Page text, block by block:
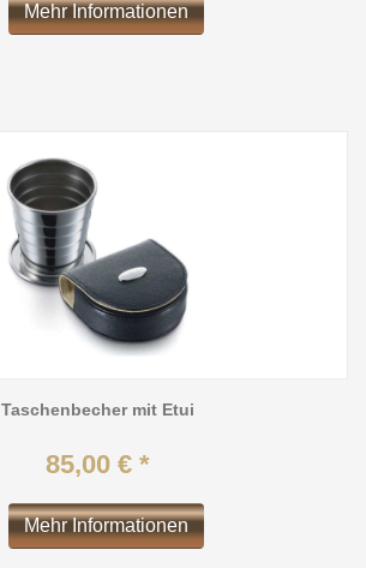
Mehr Informationen
Taschenbecher mit Etui
85,00 € *
Mehr Informationen